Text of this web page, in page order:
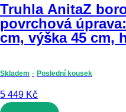
Truhla AnitaZ
povrchová
cm, výška 45 cm,
Skladem Poslední kousek
5 449 Kč